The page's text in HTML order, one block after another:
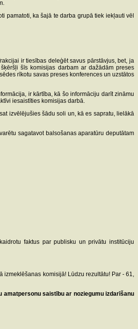
pamatoti, ka šajā te darba grupā tiek iekļauti vēl
ir tiesības deleģēt savus pārstāvjus, bet, ja
šīs komisijas darbam ar dažādām preses
rīkotu savas preses konferences un uzstātos
ir kārtība, kā šo informāciju darīt zināmu
iesaistīties komisijas darbā.
izvēlējušies šādu soli un, kā es sapratu, lielākā
sagatavot balsošanas aparatūru deputātam
faktus par publisku un privātu institūciju
komisijā! Lūdzu rezultātu! Par - 61,
saistību ar noziegumu izdarīšanu